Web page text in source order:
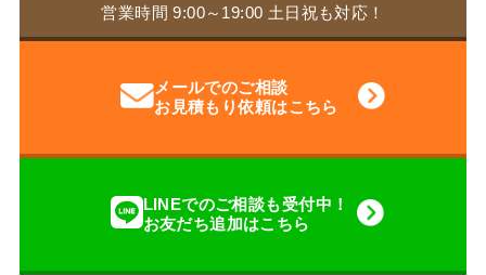
営業時間 9:00～19:00 土日祝も対応！
メールでのご相談
お見積もり依頼はこちら
LINEでのご相談も受付中！
お友だち追加はこちら